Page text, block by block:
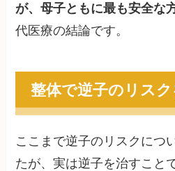
が、母子ともに最も安全な
代医療の結論です。
整体で逆子のリス
ここまで逆子のリスクにつ
たが、実は逆子を治すこと